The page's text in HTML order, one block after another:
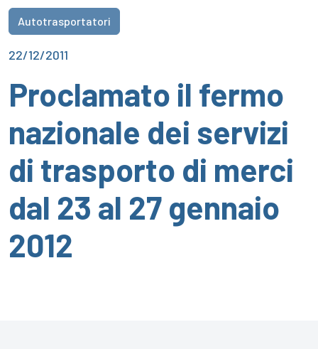
Autotrasportatori
22/12/2011
Proclamato il fermo
nazionale dei servizi
di trasporto di merci
dal 23 al 27 gennaio
2012